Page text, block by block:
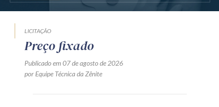
LICITAÇÃO
Preço fixado
Publicado em 07 de agosto de 2026
por Equipe Técnica da Zênite